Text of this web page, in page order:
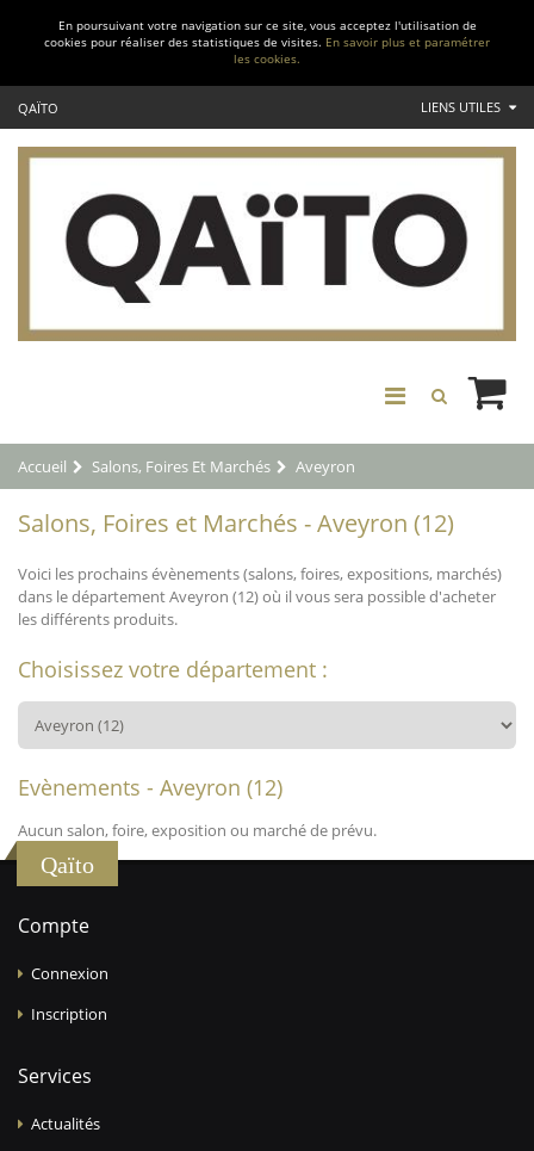
En poursuivant votre navigation sur ce site, vous acceptez l'utilisation de
cookies pour réaliser des statistiques de visites. En savoir plus et paramétrer
les cookies.
QAÏTO LIENS UTILES
Accueil Salons, Foires Et Marchés Aveyron
Salons, Foires et Marchés - Aveyron (12)
Voici les prochains évènements (salons, foires, expositions, marchés)
dans le département Aveyron (12) où il vous sera possible d'acheter
les différents produits.
Choisissez votre département :
Evènements - Aveyron (12)
Aucun salon, foire, exposition ou marché de prévu.
Qaïto
Compte
Connexion
Inscription
Services
Actualités